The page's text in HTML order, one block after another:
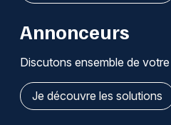
Annonceurs
Discutons ensemble de
Je découvre les solutions